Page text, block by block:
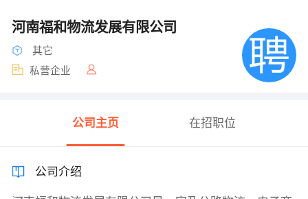
河南福和物流发展有限公司
其它
私营企业
公司主页 在招职位
公司介绍